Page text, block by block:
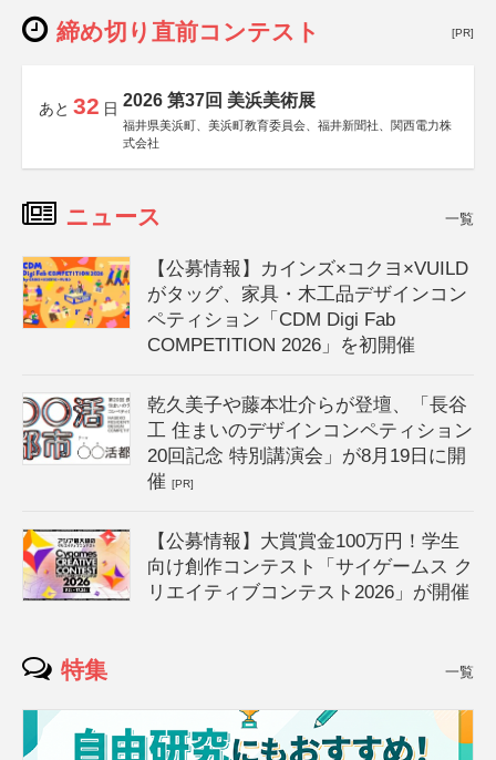
締め切り直前コンテスト [PR]
あと 32 日 2026 第37回 美浜美術展
福井県美浜町、美浜町教育委員会、福井新聞社、関西電力株
式会社
ニュース 一覧
【公募情報】カインズ×コクヨ×VUILD
がタッグ、家具・木工品デザインコン
ペティション「CDM Digi Fab
COMPETITION 2026」を初開催
乾久美子や藤本壮介らが登壇、「長谷
工 住まいのデザインコンペティション
20回記念 特別講演会」が8月19日に開
催[PR]
【公募情報】大賞賞金100万円！学生
向け創作コンテスト「サイゲームス ク
リエイティブコンテスト2026」が開催
特集 一覧